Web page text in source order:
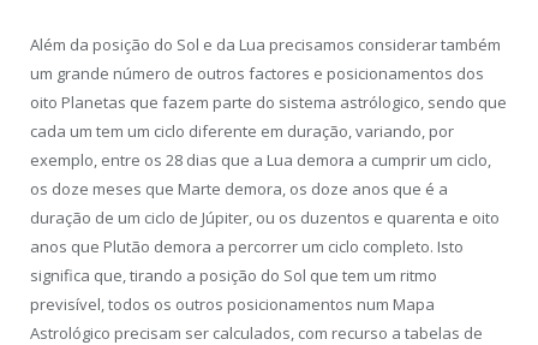
Além da posição do Sol e da Lua precisamos considerar também
um grande número de outros factores e posicionamentos dos
oito Planetas que fazem parte do sistema astrólogico, sendo que
cada um tem um ciclo diferente em duração, variando, por
exemplo, entre os 28 dias que a Lua demora a cumprir um ciclo,
os doze meses que Marte demora, os doze anos que é a
duração de um ciclo de Júpiter, ou os duzentos e quarenta e oito
anos que Plutão demora a percorrer um ciclo completo. Isto
significa que, tirando a posição do Sol que tem um ritmo
previsível, todos os outros posicionamentos num Mapa
Astrológico precisam ser calculados, com recurso a tabelas de